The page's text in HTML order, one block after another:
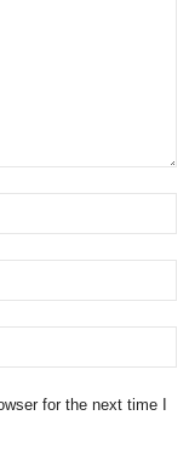
for the next time I